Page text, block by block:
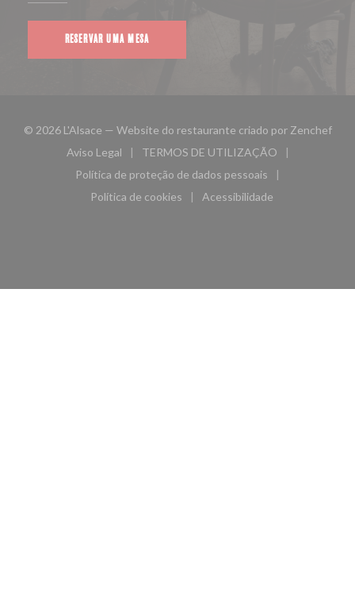
RESERVAR UMA MESA
© 2026 L'Alsace — Website do restaurante criado por Zenchef
Aviso Legal
((abre numa nova janela))
TERMOS DE UTILIZAÇÃO
((abre numa nova janela))
Política de proteção de dados pessoais
((abre numa nova janela))
Política de cookies
((abre numa nova janela))
Acessibilidade